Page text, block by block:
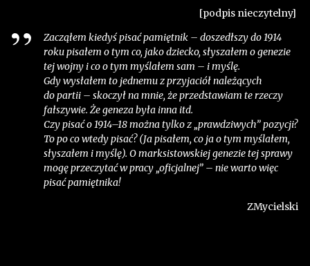
[podpis nieczytelny]
Zacząłem kiedyś pisać pamiętnik – doszedłszy do 1914
roku pisałem o tym co, jako dziecko, słyszałem o genezie
tej wojny i co o tym myślałem sam – i myślę.
Gdy wysłałem to jednemu z przyjaciół należących
do partii – skoczył na mnie, że przedstawiam te rzeczy
fałszywie. Że geneza była inna itd.
Czy pisać o 1914–18 można tylko z „prawdziwych” pozycji?
To po co wtedy pisać? (Ja pisałem, co ja o tym myślałem,
słyszałem i myślę). O marksistowskiej genezie tej sprawy
mogę przeczytać w pracy „oficjalnej” – nie warto więc
pisać pamiętnika!
ZMycielski